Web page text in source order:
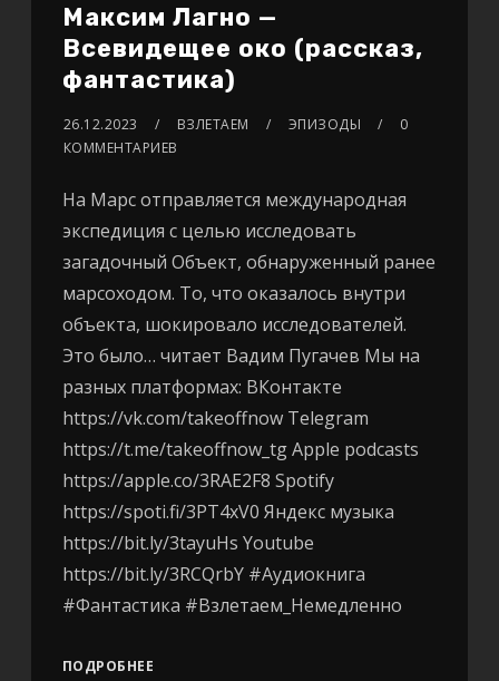
Максим Лагно —
Всевидещее око (рассказ,
фантастика)
26.12.2023 ВЗЛЕТАЕМ ЭПИЗОДЫ
0
КОММЕНТАРИЕВ
На Марс отправляется международная
экспедиция с целью исследовать
загадочный Объект, обнаруженный ранее
марсоходом. То, что оказалось внутри
объекта, шокировало исследователей.
Это было… читает Вадим Пугачев Мы на
разных платформах: ВКонтакте
https://vk.com/takeoffnow Telegram
https://t.me/takeoffnow_tg Apple podcasts
https://apple.co/3RAE2F8 Spotify
https://spoti.fi/3PT4xV0 Яндекс музыка
https://bit.ly/3tayuHs Youtube
https://bit.ly/3RCQrbY #Аудиокнига
#Фантастика #Взлетаем_Немедленно
ПОДРОБНЕЕ